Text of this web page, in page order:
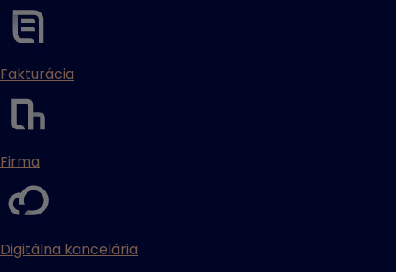
Fakturácia
Firma
Digitálna kancelária